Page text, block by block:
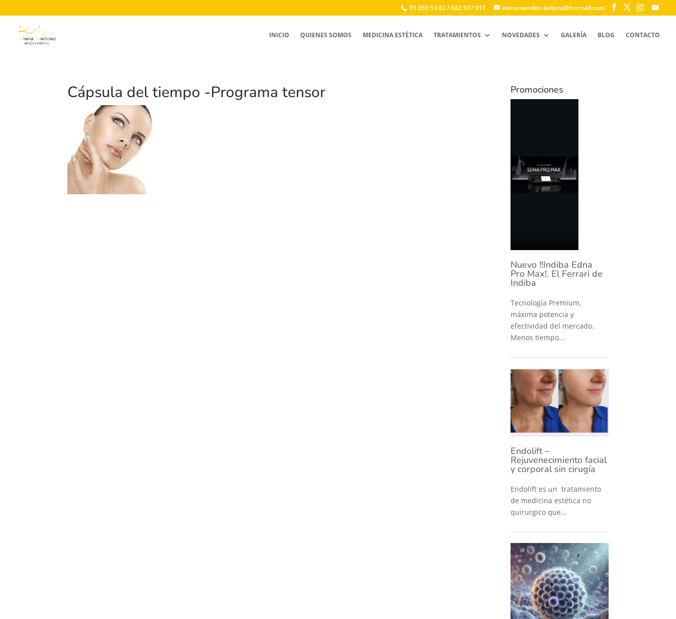
91 859 53 82 / 682 937 011 elenamendez-belleza@hotmail.com
INICIO QUIENES SOMOS MEDICINA ESTÉTICA TRATAMIENTOS NOVEDADES GALERÍA BLOG CONTACTO
Cápsula del tiempo -Programa tensor Promociones
Nuevo !!Indiba Edna
Pro Max!. El Ferrari de
Indiba
Tecnología Premium,
máxima potencia y
efectividad del mercado.
Menos tiempo...
Endolift –
Rejuvenecimiento facial
y corporal sin cirugía
Endolift es un tratamiento
de medicina estética no
quirurgico que...